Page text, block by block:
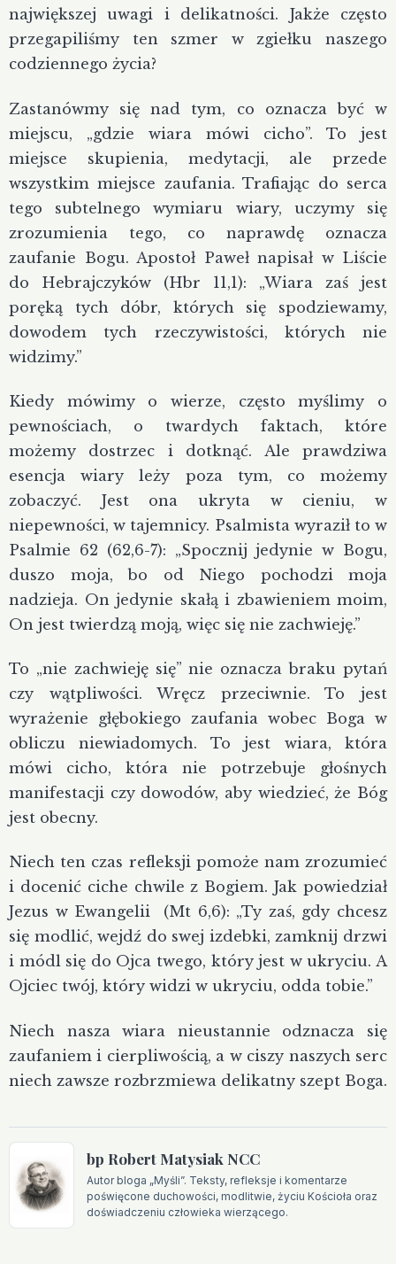
największej uwagi i delikatności. Jakże często
przegapiliśmy ten szmer w zgiełku naszego
codziennego życia?
Zastanówmy się nad tym, co oznacza być w
miejscu, „gdzie wiara mówi cicho”. To jest
miejsce skupienia, medytacji, ale przede
wszystkim miejsce zaufania. Trafiając do serca
tego subtelnego wymiaru wiary, uczymy się
zrozumienia tego, co naprawdę oznacza
zaufanie Bogu. Apostoł Paweł napisał w Liście
do Hebrajczyków (Hbr 11,1): „Wiara zaś jest
poręką tych dóbr, których się spodziewamy,
dowodem tych rzeczywistości, których nie
widzimy.”
Kiedy mówimy o wierze, często myślimy o
pewnościach, o twardych faktach, które
możemy dostrzec i dotknąć. Ale prawdziwa
esencja wiary leży poza tym, co możemy
zobaczyć. Jest ona ukryta w cieniu, w
niepewności, w tajemnicy. Psalmista wyraził to w
Psalmie 62 (62,6-7): „Spocznij jedynie w Bogu,
duszo moja, bo od Niego pochodzi moja
nadzieja. On jedynie skałą i zbawieniem moim,
On jest twierdzą moją, więc się nie zachwieję.”
To „nie zachwieję się” nie oznacza braku pytań
czy wątpliwości. Wręcz przeciwnie. To jest
wyrażenie głębokiego zaufania wobec Boga w
obliczu niewiadomych. To jest wiara, która
mówi cicho, która nie potrzebuje głośnych
manifestacji czy dowodów, aby wiedzieć, że Bóg
jest obecny.
Niech ten czas refleksji pomoże nam zrozumieć
i docenić ciche chwile z Bogiem. Jak powiedział
Jezus w Ewangelii (Mt 6,6): „Ty zaś, gdy chcesz
się modlić, wejdź do swej izdebki, zamknij drzwi
i módl się do Ojca twego, który jest w ukryciu. A
Ojciec twój, który widzi w ukryciu, odda tobie.”
Niech nasza wiara nieustannie odznacza się
zaufaniem i cierpliwością, a w ciszy naszych serc
niech zawsze rozbrzmiewa delikatny szept Boga.
bp Robert Matysiak NCC
Autor bloga „Myśli”. Teksty, refleksje i komentarze
poświęcone duchowości, modlitwie, życiu Kościoła oraz
doświadczeniu człowieka wierzącego.